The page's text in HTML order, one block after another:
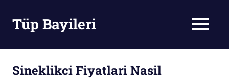
contentTüp Bayileri MENU
Sineklikci Fiyatlari Nasil